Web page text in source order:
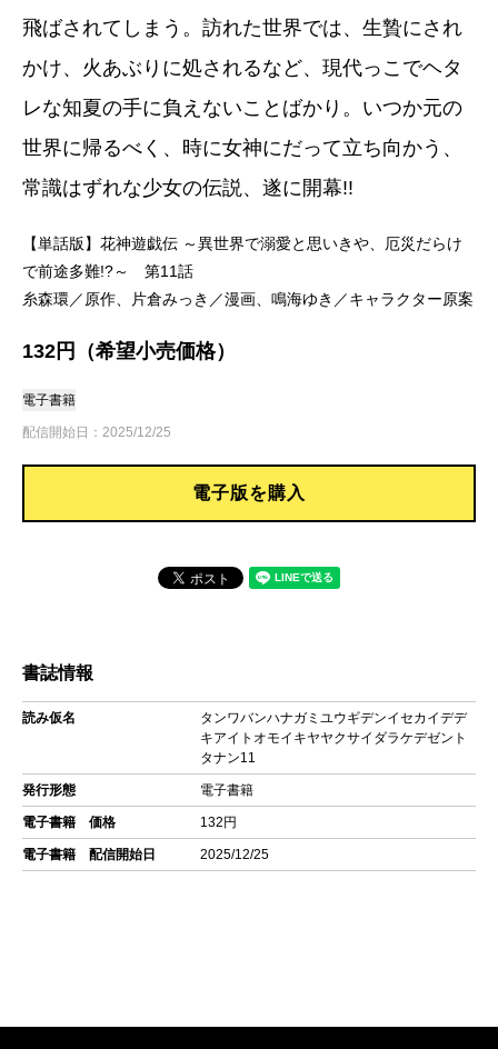
飛ばされてしまう。訪れた世界では、生贄にされ
かけ、火あぶりに処されるなど、現代っこでヘタ
レな知夏の手に負えないことばかり。いつか元の
世界に帰るべく、時に女神にだって立ち向かう、
常識はずれな少女の伝説、遂に開幕!!
【単話版】花神遊戯伝 ～異世界で溺愛と思いきや、厄災だらけ
で前途多難!?～ 第11話
糸森環／原作、片倉みっき／漫画、鳴海ゆき／キャラクター原案
132円（希望小売価格）
電子書籍
配信開始日：2025/12/25
電子版を購入
書誌情報
読み仮名
タンワバンハナガミユウギデンイセカイデデ
キアイトオモイキヤヤクサイダラケデゼント
タナン11
発行形態 電子書籍
電子書籍 価格 132円
電子書籍 配信開始日 2025/12/25